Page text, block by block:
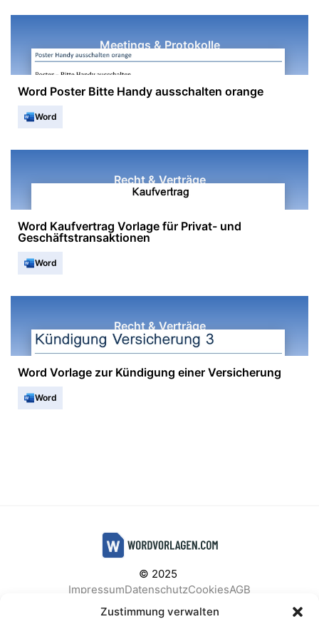
Zustimmung verwalten
Meetings & Protokolle
Word Poster Bitte Handy ausschalten orange
Word
Recht & Verträge
Word Kaufvertrag Vorlage für Privat- und
Geschäftstransaktionen
Word
Recht & Verträge
Word Vorlage zur Kündigung einer Versicherung
Word
© 2025
ImpressumDatenschutzCookiesAGB
Facebook
Instagram